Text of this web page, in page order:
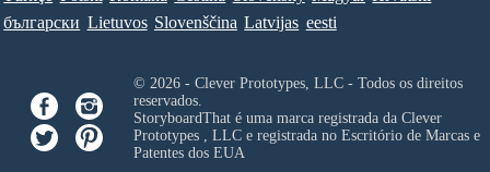
български Lietuvos Slovenščina Latvijas eesti
© 2026 - Clever Prototypes, LLC - Todos os direitos
reservados.
StoryboardThat é uma marca registrada da Clever
Prototypes , LLCe registrada no Escritório de Marcas e
Patentes dos EUA